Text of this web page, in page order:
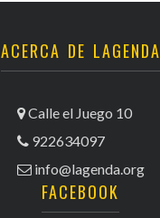
ACERCA DE LAGENDA
Calle el Juego 10
922634097
info@lagenda.org
FACEBOOK